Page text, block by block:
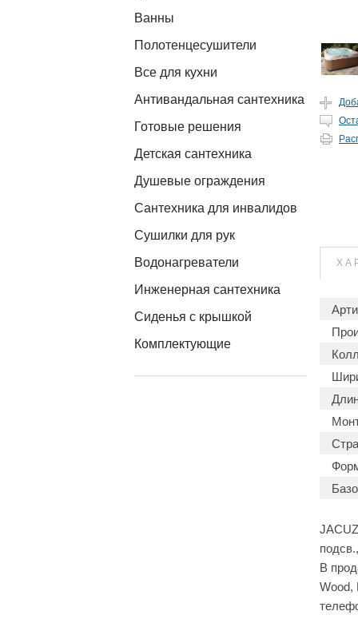
Ванны
Полотенцесушители
Все для кухни
Антивандальная сантехника
Готовые решения
Детская сантехника
Душевые ограждения
Сантехника для инвалидов
Сушилки для рук
Водонагреватели
Инженерная сантехника
Сиденья с крышкой
Комплектующие
В
Wood,